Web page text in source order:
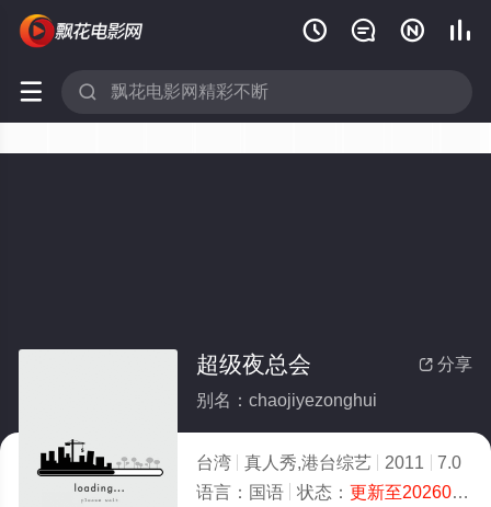
   
 
 分享
超级夜总会
别名：chaojiyezonghui
台湾 真人秀,港台综艺 2011
7.0
语言： 国语 状态： 更新至20260718期